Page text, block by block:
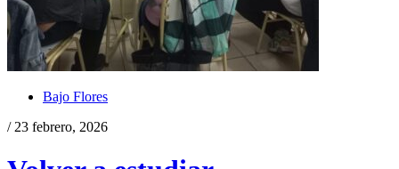
Bajo Flores
/ 23 febrero, 2026